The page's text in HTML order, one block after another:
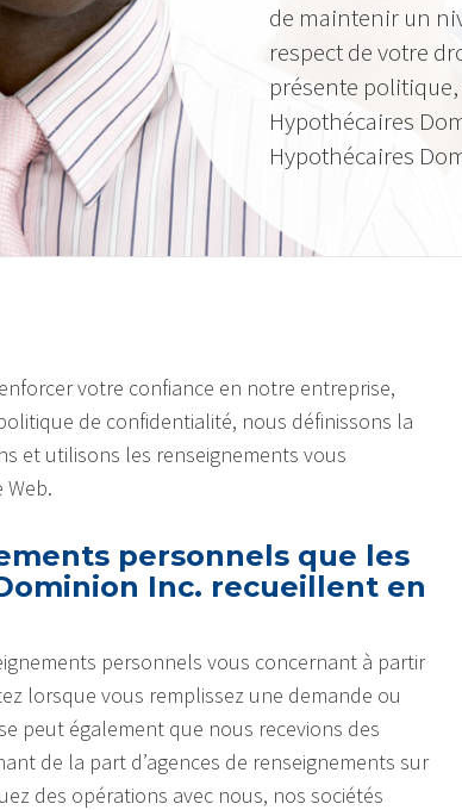
de maintenir un
respect de votre
présente politique,
Hypothécaires
Hypothécaires
votre confiance en notre entreprise,
de confidentialité, nous définissons la
et utilisons les renseignements vous
personnels que les
Inc. recueillent en
personnels vous concernant à partir
lorsque vous remplissez une demande ou
peut également que nous recevions des
de la part d’agences de renseignements sur
des opérations avec nous, nos sociétés